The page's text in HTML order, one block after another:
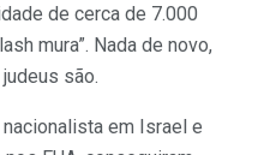
de cerca de 7.000
mura”. Nada de novo,
são.
em Israel e